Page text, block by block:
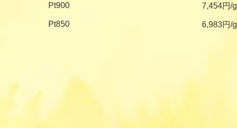
Pt900 7,454円/g
Pt850 6,983円/g